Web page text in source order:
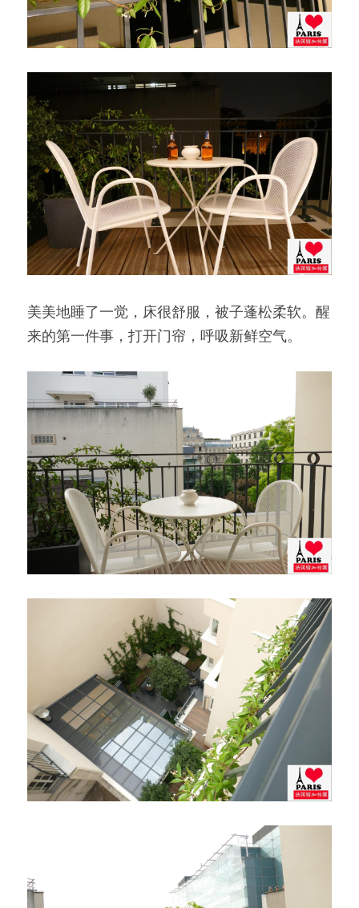
美美地睡了一觉，床很舒服，被子蓬松柔软。醒
来的第一件事，打开门帘，呼吸新鲜空气。